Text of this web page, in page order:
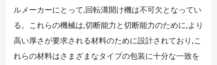
ルメーカーにとって,回転溝開け機は不可欠となってい
る。これらの機械は,切断能力と切断能力のために,より
高い厚さが要求される材料のために設計されており,こ
れらの材料はさまざまなタイプの包装に十分な一致を